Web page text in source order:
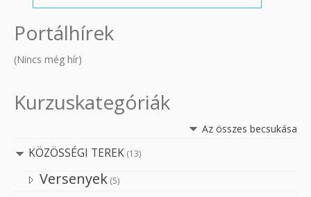
Portálhírek
(Nincs még hír)
Kurzuskategóriák
Az összes becsukása
KÖZÖSSÉGI TEREK (13)
Versenyek (5)